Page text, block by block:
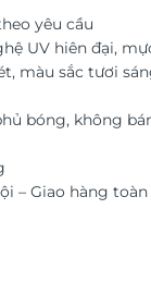
yêu cầu
UV hiên đại,
màu sắc tươi
bóng, không
– Giao hàng toàn